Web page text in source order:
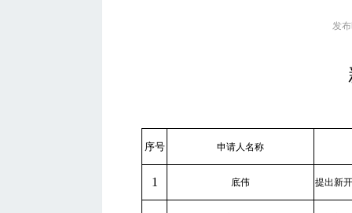
发
序号 申请人名称
1 底伟 提出新